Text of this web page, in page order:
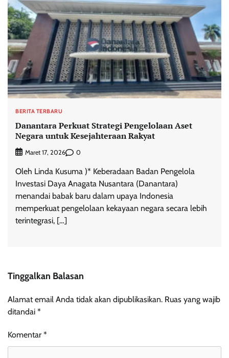
BERITA TERBARU
Danantara Perkuat Strategi Pengelolaan Aset
Negara untuk Kesejahteraan Rakyat
Maret 17, 2026 0
Oleh Linda Kusuma )* Keberadaan Badan Pengelola
Investasi Daya Anagata Nusantara (Danantara)
menandai babak baru dalam upaya Indonesia
memperkuat pengelolaan kekayaan negara secara lebih
terintegrasi, […]
Tinggalkan Balasan
Alamat email Anda tidak akan dipublikasikan. Ruas yang wajib
ditandai *
Komentar *